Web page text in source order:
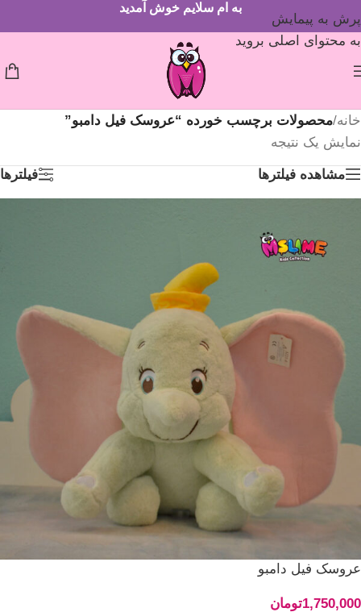
پرش به پیمایش
به محتوای اصلی بروید
به ام سلایم خوش آمدید
خانه/محصولات برچسب خورده “عروسک فیل دامبو”
نمایش یک نتیجه
مشاهده فیلترها فیلترها
عروسک فیل دامبو
1,750,000تومان